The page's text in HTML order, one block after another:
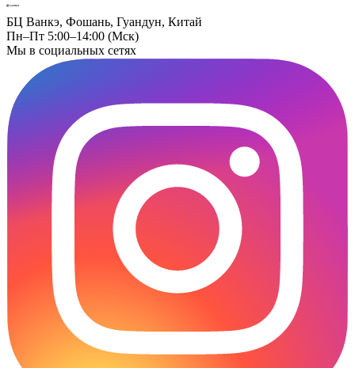
БЦ Ванкэ, Фошань, Гуандун, Китай
Пн–Пт 5:00–14:00 (Мск)
Мы в социальных сетях